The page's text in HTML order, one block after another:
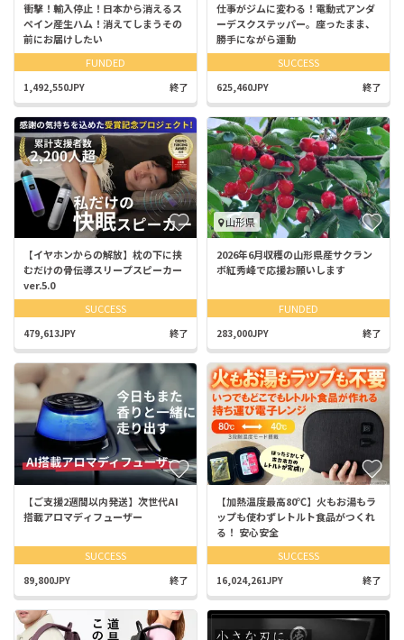
衝撃！輸入停止！日本から消えるス
ペイン産生ハム！消えてしまうその
前にお届けしたい
FUNDED
1,492,550JPY 終了
仕事がジムに変わる！電動式アンダ
ーデスクステッパー。座ったまま、
勝手にながら運動
SUCCESS
625,460JPY 終了
【イヤホンからの解放】枕の下に挟
むだけの骨伝導スリープスピーカー
ver.5.0
SUCCESS
479,613JPY 終了
山形県
2026年6月収穫の山形県産サクラン
ボ紅秀峰で応援お願いします
FUNDED
283,000JPY 終了
【ご支援2週間以内発送】次世代AI
搭載アロマディフューザー
SUCCESS
89,800JPY 終了
【加熱温度最高80℃】火もお湯もラ
ップも使わずレトルト食品がつくれ
る！ 安心安全
SUCCESS
16,024,261JPY 終了